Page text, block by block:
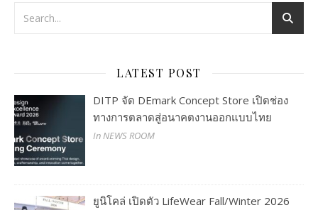
LATEST POST
DITP จัด DEmark Concept Store เปิดช่อง
ทางการตลาดสู่อนาคตงานออกแบบไทย
In NEWS ROOM
ยูนิโคล่ เปิดตัว LifeWear Fall/Winter 2026